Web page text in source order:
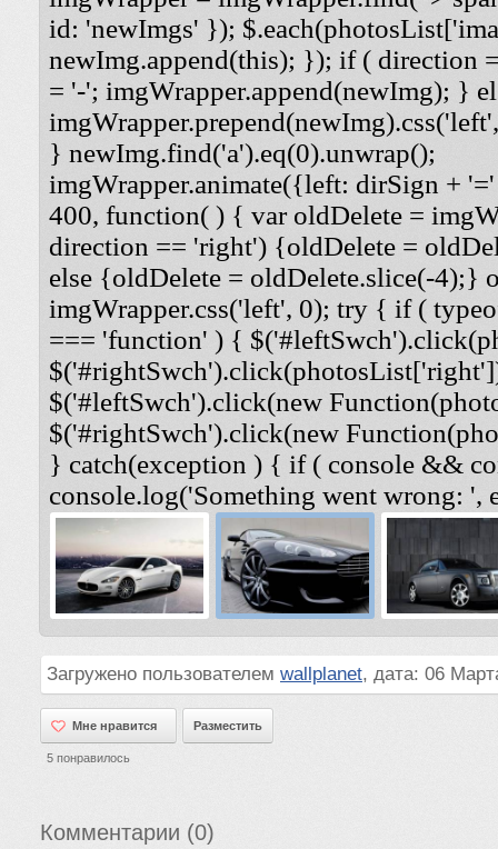
id: 'newImgs' });
newImg.append(this); }); if ( direction
= '-'; imgWrapper.append(newImg); }
} newImg.find('a').eq(0).unwrap();
imgWrapper.animate({left: dirSign +
400, function( ) { var oldDelete =
direction == 'right') {oldDelete =
else {oldDelete = oldDelete.slice(-4);}
imgWrapper.css('left', 0); try { if (
=== 'function' ) {
$('#leftSwch').click(new
$('#rightSwch').click(new
} catch(exception ) { if ( console &&
console.log('Something went wrong:
Загружено пользователем wallplanet, дата: 06
Мне нравится
Мне нравится Разместить
5 понравилось
Комментарии (0)